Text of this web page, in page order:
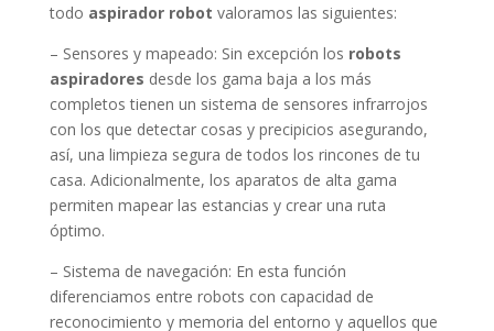
todo aspirador robot valoramos las siguientes:
– Sensores y mapeado: Sin excepción los robots
aspiradores desde los gama baja a los más
completos tienen un sistema de sensores infrarrojos
con los que detectar cosas y precipicios asegurando,
así, una limpieza segura de todos los rincones de tu
casa. Adicionalmente, los aparatos de alta gama
permiten mapear las estancias y crear una ruta
óptimo.
– Sistema de navegación: En esta función
diferenciamos entre robots con capacidad de
reconocimiento y memoria del entorno y aquellos que